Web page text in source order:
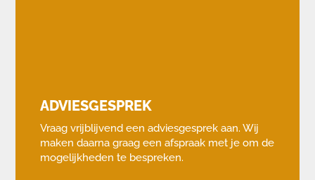
ADVIESGESPREK
Vraag vrijblijvend een adviesgesprek aan. Wij
maken daarna graag een afspraak met je om de
mogelijkheden te bespreken.